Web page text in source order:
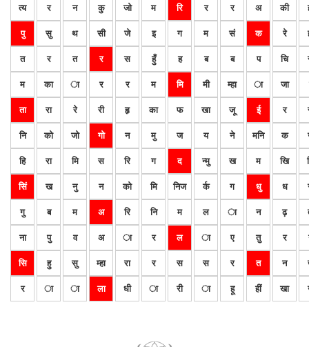
त्य र न कु जो म रि र र अ की
पु सु थ सी जे इ ग म सं क रे
त र त र स हुँ ह ब ब प चि
म का ा र र म मि मी म्हा ा जा
ता रा रे री हृ का फ खा जू ई र
नि को जो गो न मु ज य ने मनि क
हि रा मि स रि ग द न्मु ख म खि
सिं ख नु न को मि निज र्क ग धु ध
गु ब म अ रि नि म ल ा न ढ़
ना पु व अ ा र ल ा ए तु र
सि हु सु म्हा रा र स स र त न
र ा ा ला धी ा री ा हू हीं खा